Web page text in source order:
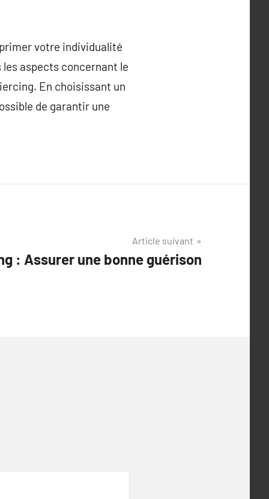
votre individualité
aspects concernant le
En choisissant un
de garantir une
Article suivant
: Assurer une bonne guérison